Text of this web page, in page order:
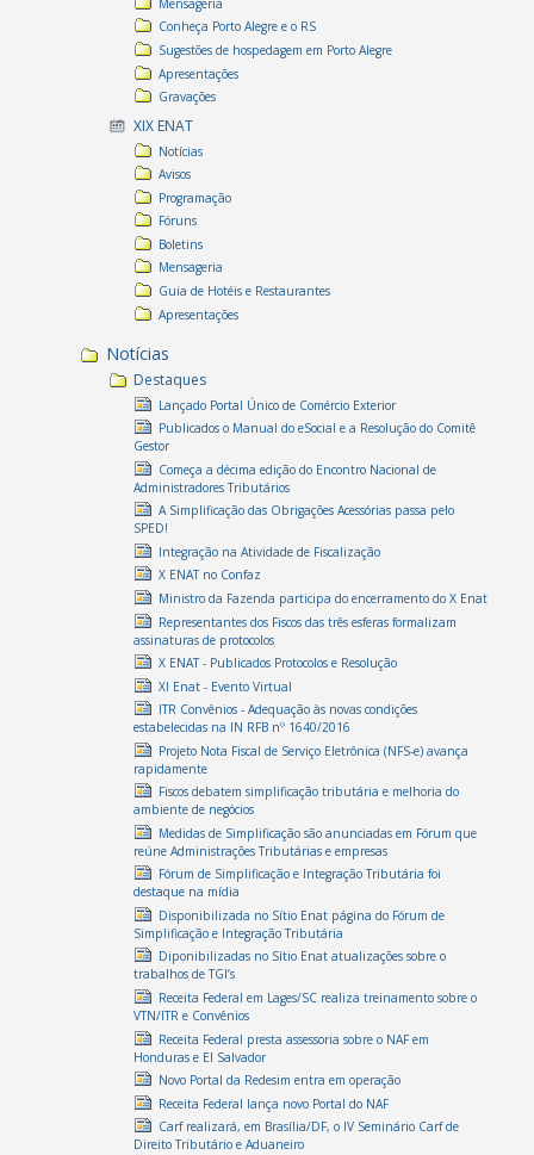
Mensageria
Conheça Porto Alegre e o RS
Sugestões de hospedagem em Porto Alegre
Apresentações
Gravações
XIX ENAT
Notícias
Avisos
Programação
Fóruns
Boletins
Mensageria
Guia de Hotéis e Restaurantes
Apresentações
Notícias
Destaques
Lançado Portal Único de Comércio Exterior
Publicados o Manual do eSocial e a Resolução do Comitê
Gestor
Começa a décima edição do Encontro Nacional de
Administradores Tributários
A Simplificação das Obrigações Acessórias passa pelo
SPED!
Integração na Atividade de Fiscalização
X ENAT no Confaz
Ministro da Fazenda participa do encerramento do X Enat
Representantes dos Fiscos das três esferas formalizam
assinaturas de protocolos
X ENAT - Publicados Protocolos e Resolução
XI Enat - Evento Virtual
ITR Convênios - Adequação às novas condições
estabelecidas na IN RFB nº 1640/2016
Projeto Nota Fiscal de Serviço Eletrônica (NFS-e) avança
rapidamente
Fiscos debatem simplificação tributária e melhoria do
ambiente de negócios
Medidas de Simplificação são anunciadas em Fórum que
reúne Administrações Tributárias e empresas
Fórum de Simplificação e Integração Tributária foi
destaque na mídia
Disponibilizada no Sítio Enat página do Fórum de
Simplificação e Integração Tributária
Diponibilizadas no Sítio Enat atualizações sobre o
trabalhos de TGI’s
Receita Federal em Lages/SC realiza treinamento sobre o
VTN/ITR e Convênios
Receita Federal presta assessoria sobre o NAF em
Honduras e El Salvador
Novo Portal da Redesim entra em operação
Receita Federal lança novo Portal do NAF
Carf realizará, em Brasília/DF, o IV Seminário Carf de
Direito Tributário e Aduaneiro